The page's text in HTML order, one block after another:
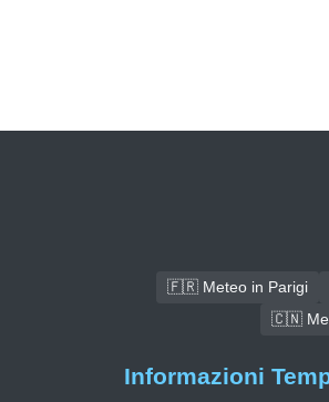
🇫🇷 Meteo in Parigi
🇨🇳
Informazioni